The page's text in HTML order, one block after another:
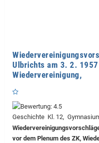
Ulbrichts am 3. 2.
Wiedervereinigung,
Geschichte Kl. 12,
vor dem Plenum des ZK,